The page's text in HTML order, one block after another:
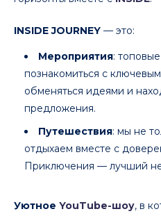
INSIDE JOURNEY — это:
Мероприятия:
познакомиться с
обменяться идеями и
предложения.
Путешествия: мы не
отдыхаем вместе с
Приключения — лучший
Уютное YouTube-шоу, в